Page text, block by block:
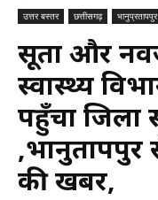
उत्तर बस्तर छत्तीसगढ़ भानुप्रतापपुर
प्रसूता और
स्वास्थ्य
पहुँचा जिला
की खबर,